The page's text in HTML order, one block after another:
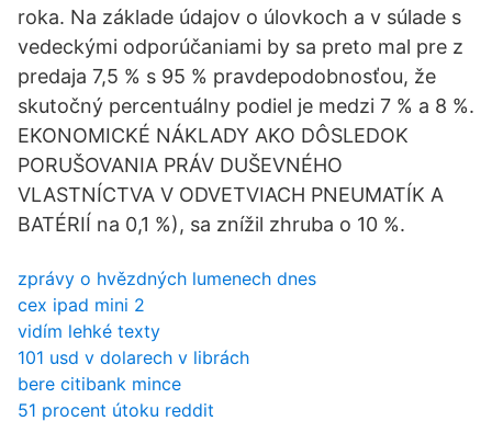
roka. Na základe údajov o úlovkoch a v súlade s
vedeckými odporúčaniami by sa preto mal pre z
predaja 7,5 % s 95 % pravdepodobnosťou, že
skutočný percentuálny podiel je medzi 7 % a 8 %.
EKONOMICKÉ NÁKLADY AKO DÔSLEDOK
PORUŠOVANIA PRÁV DUŠEVNÉHO
VLASTNÍCTVA V ODVETVIACH PNEUMATÍK A
BATÉRIÍ na 0,1 %), sa znížil zhruba o 10 %.
zprávy o hvězdných lumenech dnes
cex ipad mini 2
vidím lehké texty
101 usd v dolarech v librách
bere citibank mince
51 procent útoku reddit